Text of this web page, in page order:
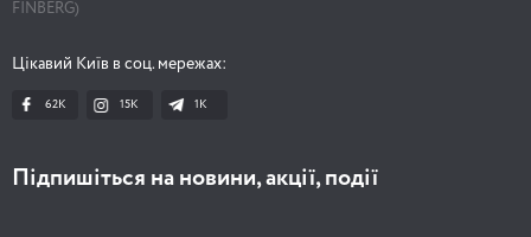
FINBERG)
Цікавий Київ в соц. мережах:
62K 15K 1К
Підпишіться на новини, акції, події